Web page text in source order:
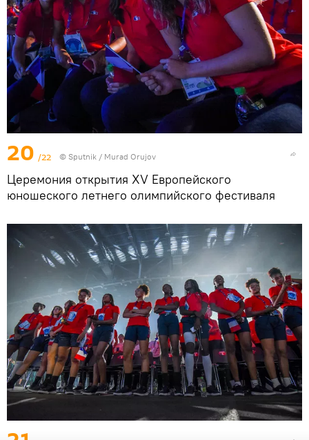
20 /22 © Sputnik / Murad Orujov
Церемония открытия XV Европейского
юношеского летнего олимпийского фестиваля